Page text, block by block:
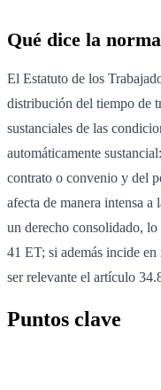
Qué dice la norma
El Estatuto de los
distribución del tiempo de
sustanciales de las
automáticamente
contrato o convenio y del
afecta de manera intensa a
un derecho consolidado,
41 ET; si además incide
ser relevante el artículo
Puntos clave